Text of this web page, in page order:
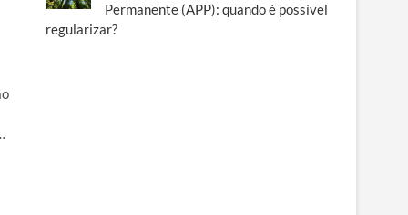
Permanente (APP): quando é possível
regularizar?